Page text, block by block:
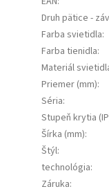
Druh pätice -
Farba svietidla:
Farba tienidla:
Materiál
Priemer (mm):
Séria:
Stupeň krytia
Šírka (mm):
Štýl:
technológia:
Záruka: